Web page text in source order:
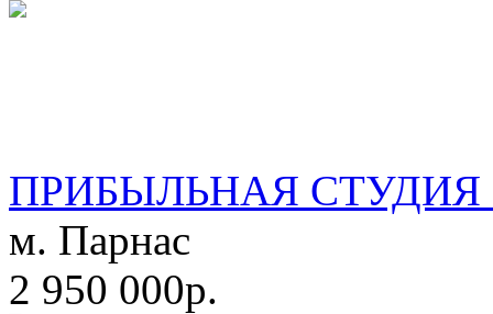
ПРИБЫЛЬНАЯ СТУДИЯ
м. Парнас
2 950 000р.